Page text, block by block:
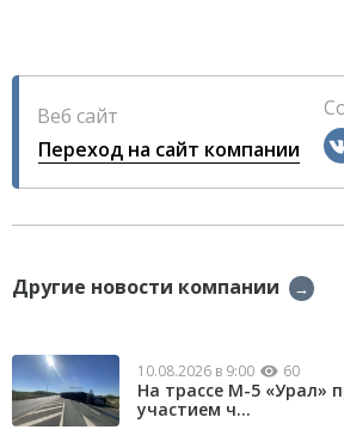
Веб сайт
Переход на сайт компании
Другие новости компании →
10.08.2026 в 9:00 60
На трассе М-5 «Урал»
участием ч...